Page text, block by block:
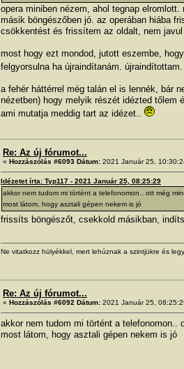
opera miniben nézem, ahol tegnap
másik böngészőben jó. az operában hiába
csökkentést és frissítem az oldalt, nem
most hogy ezt mondod, jutott eszembe,
felgyorsulna ha újraindítanám.
a fehér háttérrel még talán el is lennék, bár
nézetben) hogy melyik részét idézted
ami mutatja meddig tart az idézet..
Re: Az új fórumot...
« Hozzászólás #6093 Dátum: 2021 Január 25,
Idézetet írta: Typ117 - 2021 Január 25, 08:25:29
akkor nem tudom mi történt a telefonomon.. ott még
most látom, hogy asztali gépen nekem is jó
frissíts böngészőt, csekkold másikban,
Ne vitatkozz hülyékkel, mert lehúznak a szintjükre és
Re: Az új fórumot...
« Hozzászólás #6092 Dátum: 2021 Január 25,
akkor nem tudom mi történt a telefonomon..
most látom, hogy asztali gépen nekem is jó